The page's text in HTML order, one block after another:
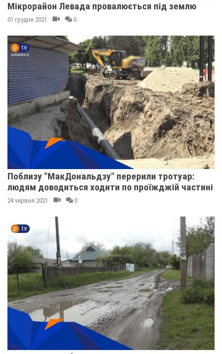
Мікрорайон Левада провалюється під землю
01 грудня 2021 0
Поблизу "МакДональдзу" перерили тротуар:
людям доводиться ходити по проїжджій частині
24 червня 2021 0